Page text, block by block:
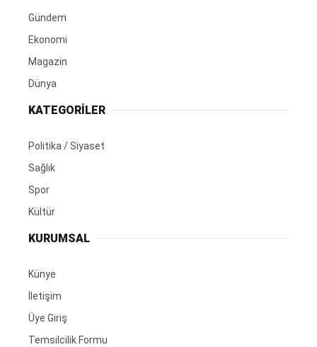
Gündem
Ekonomi
Magazin
Dünya
KATEGORİLER
Politika / Siyaset
Sağlık
Spor
Kültür
KURUMSAL
Künye
İletişim
Üye Giriş
Temsilcilik Formu